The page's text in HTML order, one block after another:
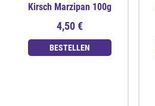
Kirsch Marzipan 100g
4,50 €
BESTELLEN